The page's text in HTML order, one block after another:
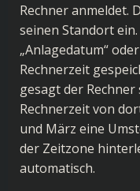
Rechner anmeldet.
seinen Standort
„Anlagedatum“
Rechnerzeit
gesagt der
Rechnerzeit von
und März eine
der Zeitzone
automatisch.